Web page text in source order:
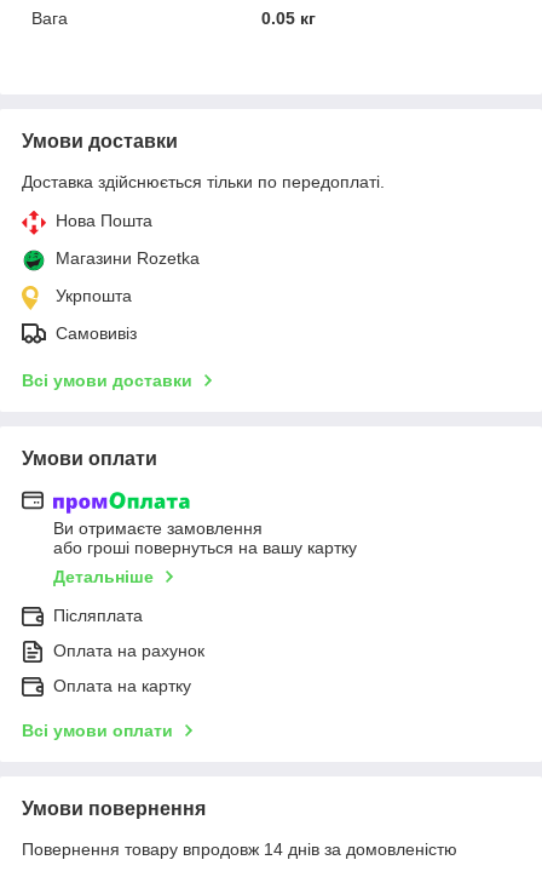
Вага
0.05 кг
Умови доставки
Доставка здійснюється тільки по передоплаті.
Нова Пошта
Магазини Rozetka
Укрпошта
Самовивіз
Всі умови доставки
Умови оплати
Ви отримаєте замовлення
або гроші повернуться на вашу картку
Детальніше
Післяплата
Оплата на рахунок
Оплата на картку
Всі умови оплати
Умови повернення
Повернення товару впродовж 14 днів за домовленістю